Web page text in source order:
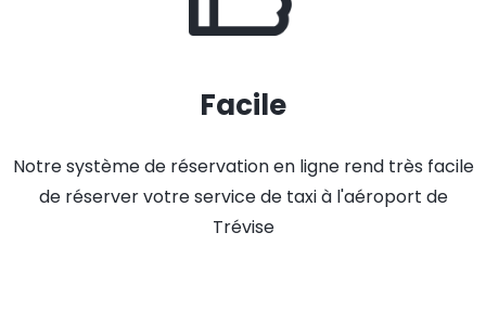
Facile
Notre système de réservation en ligne rend très facile
de réserver votre service de taxi à l'aéroport de
Trévise